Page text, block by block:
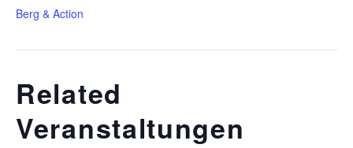
Berg & Action
Related
Veranstaltungen